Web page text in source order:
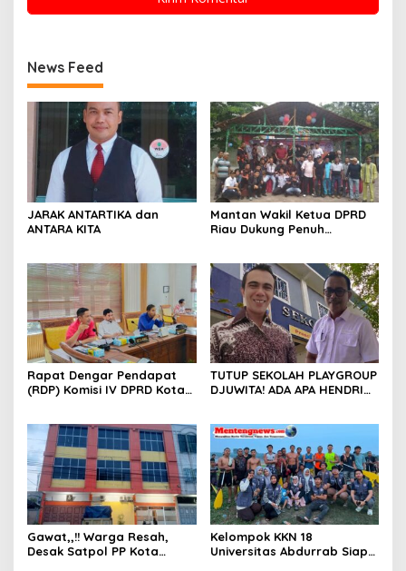
News Feed
JARAK ANTARTIKA dan
ANTARA KITA
Mantan Wakil Ketua DPRD
Riau Dukung Penuh
Kabupaten Kepulauan
Meranti
Rapat Dengar Pendapat
(RDP) Komisi IV DPRD Kota
TUTUP SEKOLAH PLAYGROUP
DJUWITA! ADA APA HENDRI
Gawat,,!! Warga Resah,
Desak Satpol PP Kota
Kelompok KKN 18
Universitas Abdurrab Siap